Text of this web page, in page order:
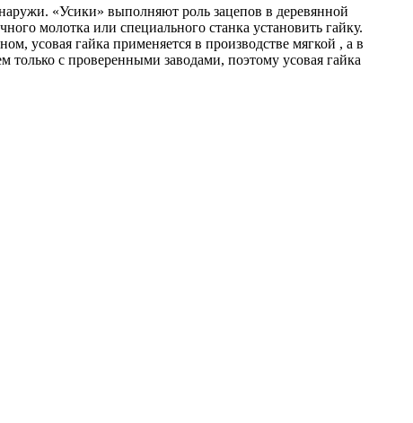
«Усики» выполняют роль зацепов в деревянной
молотка или специального станка установить гайку.
усовая гайка применяется в производстве мягкой , а в
только с проверенными заводами, поэтому усовая гайка